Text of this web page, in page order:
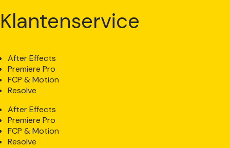
Klantenservice
After Effects
Premiere Pro
FCP & Motion
Resolve
After Effects
Premiere Pro
FCP & Motion
Resolve